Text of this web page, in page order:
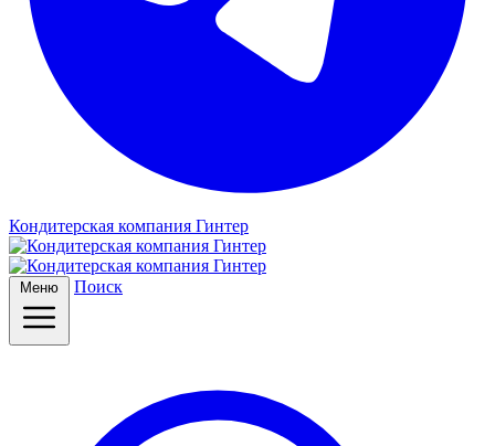
Кондитерская компания Гинтер
Меню Поиск